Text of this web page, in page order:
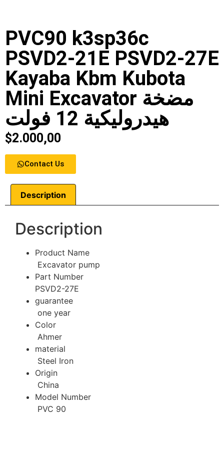
PVC90 k3sp36c
PSVD2-21E PSVD2-27E
Kayaba Kbm Kubota
Mini Excavator مضخة
هيدروليكية 12 فولت
$2.000,00
Contact Us
Description
Description
‎Product Name‎
‎ Excavator pump ‎
‎Part Number‎
PSVD2-27E
‎guarantee‎
‎ one year ‎
‎Color‎
‎ Ahmer ‎
‎material‎
‎ Steel Iron‎
Origin
‎ China ‎
‎Model Number‎
‎ PVC 90‎